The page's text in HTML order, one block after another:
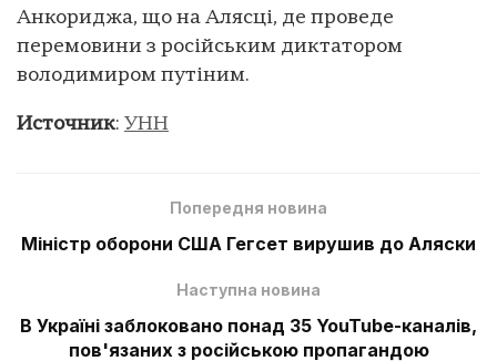
Анкориджа, що на Алясці, де проведе
перемовини з російським диктатором
володимиром путіним.
Источник: УНН
Попередня новина
Міністр оборони США Гегсет вирушив до Аляски
Наступна новина
В Україні заблоковано понад 35 YouTube-каналів,
пов'язаних з російською пропагандою